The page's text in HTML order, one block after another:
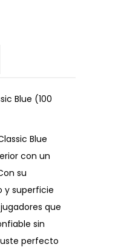
Blue (100
Blue
con un
su
y superficie
que
sin
perfecto